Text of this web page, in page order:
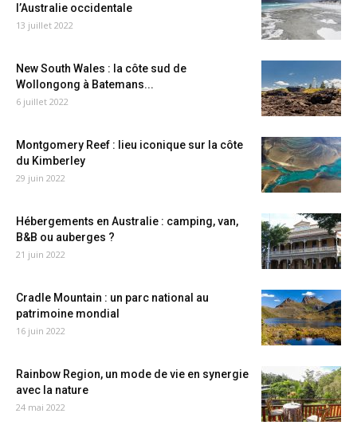
l’Australie occidentale
13 juillet 2022
New South Wales : la côte sud de
Wollongong à Batemans...
6 juillet 2022
Montgomery Reef : lieu iconique sur la côte
du Kimberley
29 juin 2022
Hébergements en Australie : camping, van,
B&B ou auberges ?
21 juin 2022
Cradle Mountain : un parc national au
patrimoine mondial
16 juin 2022
Rainbow Region, un mode de vie en synergie
avec la nature
24 mai 2022